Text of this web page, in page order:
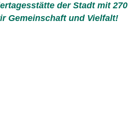
der Stadt mit 270
Gemeinschaft und Vielfalt!